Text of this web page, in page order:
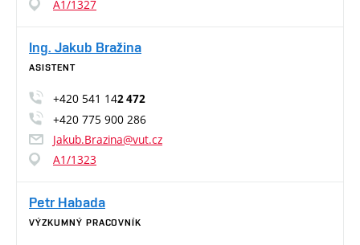
A1/1327
Ing. Jakub Bražina
ASISTENT
+420 541 142 472
+420 775 900 286
Jakub.Brazina@vut.cz
A1/1323
Petr Habada
VÝZKUMNÝ PRACOVNÍK